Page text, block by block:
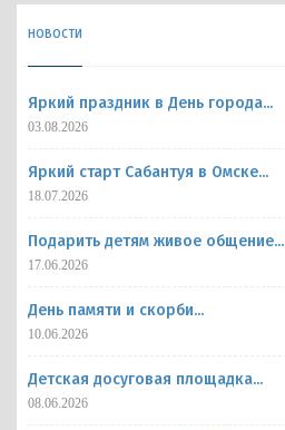
НОВОСТИ
Яркий праздник в День города...
03.08.2026
Яркий старт Сабантуя в Омске...
18.07.2026
Подарить детям живое общение...
17.06.2026
День памяти и скорби...
10.06.2026
Детская досуговая площадка...
08.06.2026